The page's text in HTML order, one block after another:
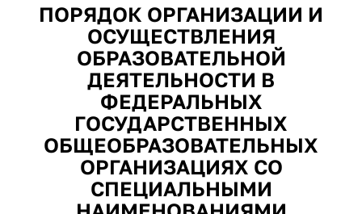
ПОРЯДОК ОРГАНИЗАЦИИ И
ОСУЩЕСТВЛЕНИЯ
ОБРАЗОВАТЕЛЬНОЙ
ДЕЯТЕЛЬНОСТИ В
ФЕДЕРАЛЬНЫХ
ГОСУДАРСТВЕННЫХ
ОБЩЕОБРАЗОВАТЕЛЬНЫХ
ОРГАНИЗАЦИЯХ СО
СПЕЦИАЛЬНЫМИ